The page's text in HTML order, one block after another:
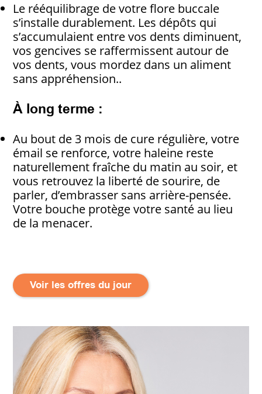
Le rééquilibrage de votre flore buccale
s’installe durablement. Les dépôts qui
s’accumulaient entre vos dents diminuent,
vos gencives se raffermissent autour de
vos dents, vous mordez dans un aliment
sans appréhension..
À long terme :
Au bout de 3 mois de cure régulière, votre
émail se renforce, votre haleine reste
naturellement fraîche du matin au soir, et
vous retrouvez la liberté de sourire, de
parler, d’embrasser sans arrière-pensée.
Votre bouche protège votre santé au lieu
de la menacer.
Voir les offres du jour